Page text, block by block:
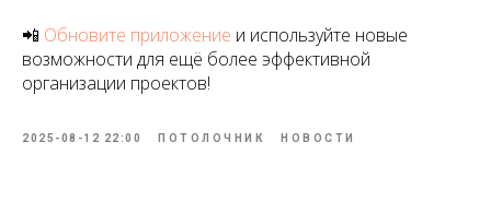
📲 Обновите приложение и используйте новые
возможности для ещё более эффективной
организации проектов!
2025-08-12 22:00 ПОТОЛОЧНИК НОВОСТИ